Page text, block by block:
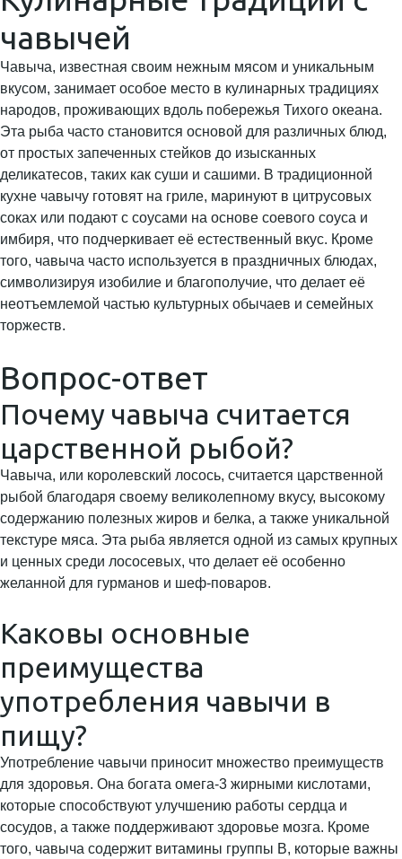
чавычей
Чавыча, известная своим нежным мясом и уникальным
вкусом, занимает особое место в кулинарных традициях
народов, проживающих вдоль побережья Тихого океана.
Эта рыба часто становится основой для различных блюд,
от простых запеченных стейков до изысканных
деликатесов, таких как суши и сашими. В традиционной
кухне чавычу готовят на гриле, маринуют в цитрусовых
соках или подают с соусами на основе соевого соуса и
имбиря, что подчеркивает её естественный вкус. Кроме
того, чавыча часто используется в праздничных блюдах,
символизируя изобилие и благополучие, что делает её
неотъемлемой частью культурных обычаев и семейных
торжеств.
Вопрос-ответ
Почему чавыча считается
царственной рыбой?
Чавыча, или королевский лосось, считается царственной
рыбой благодаря своему великолепному вкусу, высокому
содержанию полезных жиров и белка, а также уникальной
текстуре мяса. Эта рыба является одной из самых крупных
и ценных среди лососевых, что делает её особенно
желанной для гурманов и шеф-поваров.
Каковы основные
преимущества
употребления чавычи в
пищу?
Употребление чавычи приносит множество преимуществ
для здоровья. Она богата омега-3 жирными кислотами,
которые способствуют улучшению работы сердца и
сосудов, а также поддерживают здоровье мозга. Кроме
того, чавыча содержит витамины группы B, которые важны